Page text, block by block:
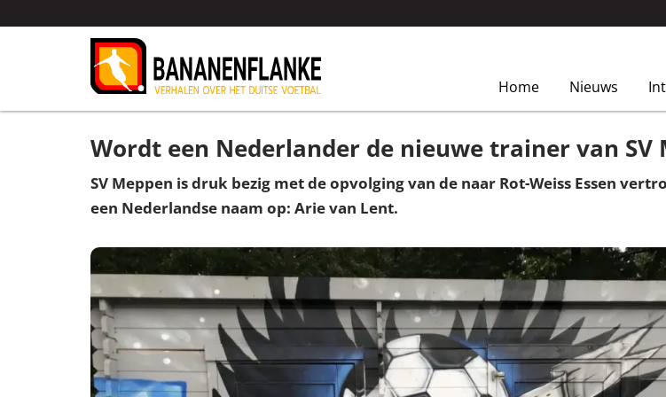
Home Nieuws
Wordt een Nederlander de nieuwe trainer van SV
SV Meppen is druk bezig met de opvolging van de naar Rot-Weiss Essen
een Nederlandse naam op: Arie van Lent.